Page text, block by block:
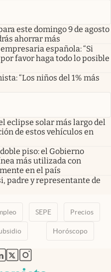
este domingo 9 de agosto
ahorrar más
española: “Si
favor haga todo lo posible
“Los niños del 1% más
eclipse solar más largo del
de estos vehículos en
piso: el Gobierno
más utilizada con
en el país
padre y representante de
SEPE Precios
Horóscopo
nueva pestaña
en nueva pestaña
abre en nueva pestaña
abre en nueva pestaña
abre en nueva pestaña